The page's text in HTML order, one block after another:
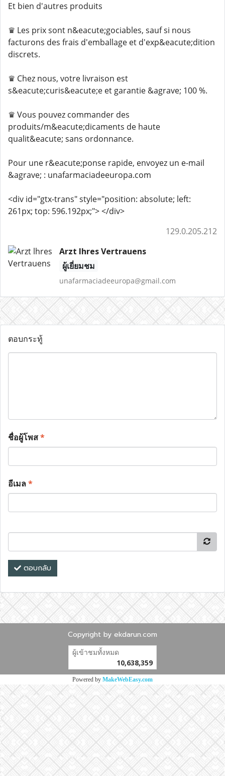
Et bien d'autres produits
♛ Les prix sont n&eacute;gociables, sauf si nous
facturons des frais d'emballage et d'exp&eacute;dition
discrets.
♛ Chez nous, votre livraison est
s&eacute;curis&eacute;e et garantie &agrave; 100 %.
♛ Vous pouvez commander des
produits/m&eacute;dicaments de haute
qualit&eacute; sans ordonnance.
Pour une r&eacute;ponse rapide, envoyez un e-mail
&agrave; : unafarmaciadeeuropa.com
<div id="gtx-trans" style="position: absolute; left:
261px; top: 596.192px;"> </div>
129.0.205.212
Arzt lhres Vertrauens
ผู้เยี่ยมชม
unafarmaciadeeuropa@gmail.com
ตอบกระทู้
ชื่อผู้โพส*
อีเมล*
ตอบกลับ
Copyright by ekdarun.com
ผู้เข้าชมทั้งหมด
10,638,359
Powered by MakeWebEasy.com